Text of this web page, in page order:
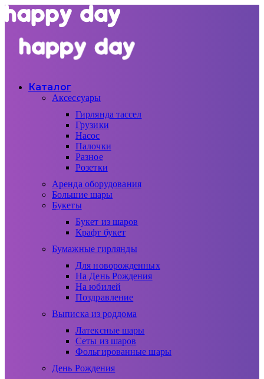
Каталог
Аксессуары
Гирлянда тассел
Грузики
Насос
Палочки
Разное
Розетки
Аренда оборудования
Большие шары
Букеты
Букет из шаров
Крафт букет
Бумажные гирлянды
Для новорожденных
На День Рождения
На юбилей
Поздравление
Выписка из роддома
Латексные шары
Сеты из шаров
Фольгированные шары
День Рождения